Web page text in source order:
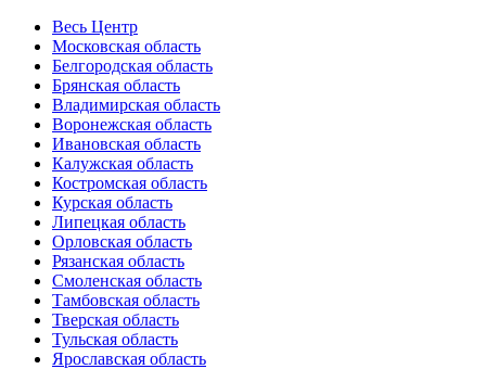
Весь Центр
Московская область
Белгородская область
Брянская область
Владимирская область
Воронежская область
Ивановская область
Калужская область
Костромская область
Курская область
Липецкая область
Орловская область
Рязанская область
Смоленская область
Тамбовская область
Тверская область
Тульская область
Ярославская область